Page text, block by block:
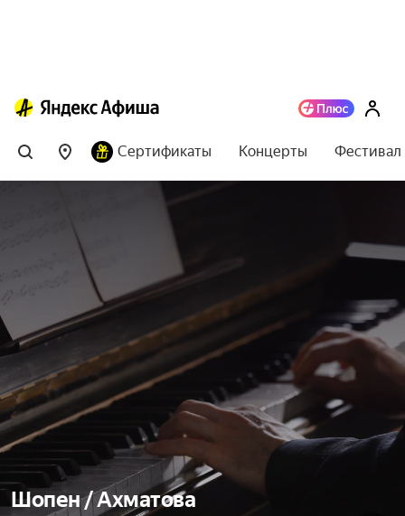
Сертификаты Концерты
Шопен / Ахматова